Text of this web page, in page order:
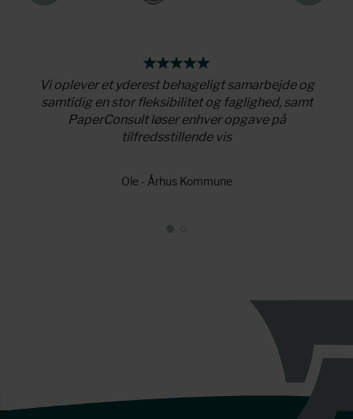
Vi oplever et yderest behageligt samarbejde og
samtidig en stor fleksibilitet og faglighed, samt
PaperConsult løser enhver opgave på
tilfredsstillende vis
Ole - Århus Kommune